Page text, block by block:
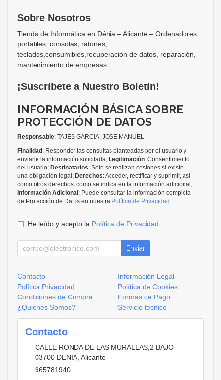
Sobre Nosotros
Tienda de Informática en Dénia – Alicante – Ordenadores,
portátiles, consolas, ratones,
teclados,consumibles,recuperación de datos, reparación,
mantenimiento de empresas.
¡Suscríbete a Nuestro Boletín!
INFORMACIÓN BÁSICA SOBRE
PROTECCIÓN DE DATOS
Responsable: TAJES GARCIA, JOSE MANUEL
Finalidad : Responder las consultas planteadas por el usuario y
enviarle la información solicitada; Legitimación: Consentimiento
del usuario; Destinatarios: Solo se realizan cesiones si existe
una obligación legal; Derechos: Acceder, rectificar y suprimir, así
como otros derechos, como se indica en la información adicional;
Información Adicional : Puede consultar la información completa
de Protección de Datos en nuestra Política de Privacidad
He leído y acepto la Política de Privacidad
Enviar
Contacto
Información Legal
Política Privacidad
Política de Cookies
Condiciones de Compra
Formas de Pago
¿Quienes Somos?
Servicio tecnico
Contacto
CALLE RONDA DE LAS MURALLAS,2 BAJO
03700 DENIA Alicante
965781940